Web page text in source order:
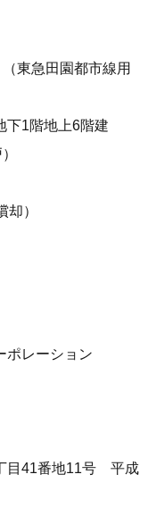
東急田園都市線用
1階地上6階建
）
レーション
目41番地11号 平成